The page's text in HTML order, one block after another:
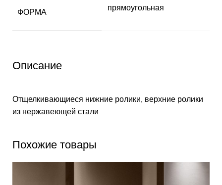
ФОРМА
прямоугольная
Описание
Отщелкивающиеся нижние ролики, верхние ролики
из нержавеющей стали
Похожие товары